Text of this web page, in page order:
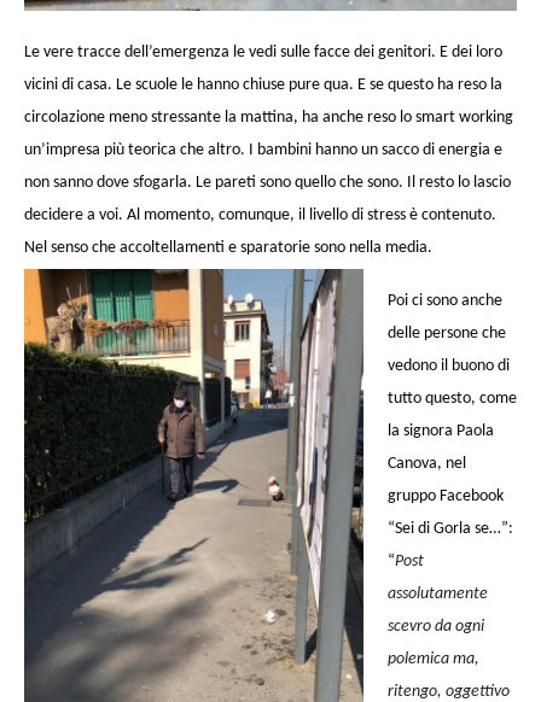
Le vere tracce dell’emergenza le vedi sulle facce dei genitori. E dei loro
vicini di casa. Le scuole le hanno chiuse pure qua. E se questo ha reso la
circolazione meno stressante la mattina, ha anche reso lo smart working
un’impresa più teorica che altro. I bambini hanno un sacco di energia e
non sanno dove sfogarla. Le pareti sono quello che sono. Il resto lo lascio
decidere a voi. Al momento, comunque, il livello di stress è contenuto.
Nel senso che accoltellamenti e sparatorie sono nella media.
Poi ci sono anche
delle persone che
vedono il buono di
tutto questo, come
la signora Paola
Canova, nel
gruppo Facebook
“Sei di Gorla se…”:
“Post
assolutamente
scevro da ogni
polemica ma,
ritengo, oggettivo